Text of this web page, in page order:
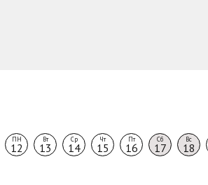
ПН
12
Вт
13
Ср
14
Чт
15
Пт
16
Сб
17
Вс
18